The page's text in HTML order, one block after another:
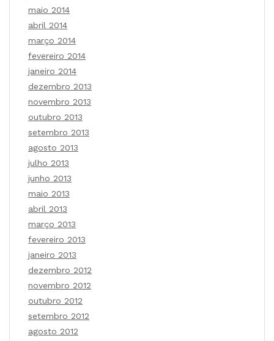
maio 2014
abril 2014
março 2014
fevereiro 2014
janeiro 2014
dezembro 2013
novembro 2013
outubro 2013
setembro 2013
agosto 2013
julho 2013
junho 2013
maio 2013
abril 2013
março 2013
fevereiro 2013
janeiro 2013
dezembro 2012
novembro 2012
outubro 2012
setembro 2012
agosto 2012